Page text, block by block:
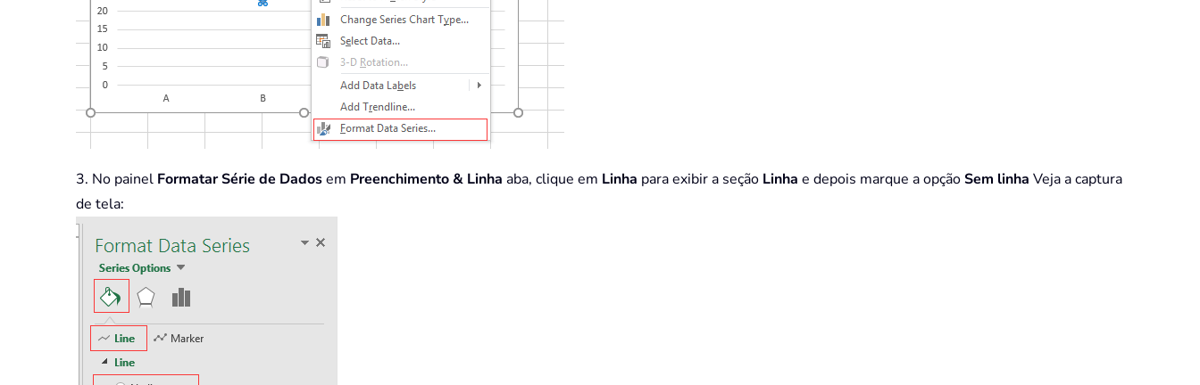
3. No painel Formatar Série de Dadosem Preenchimento & Linha aba, clique em Linha para exibir a seção Linha e depois marque a opçãoSem linha Veja a captura
de tela: